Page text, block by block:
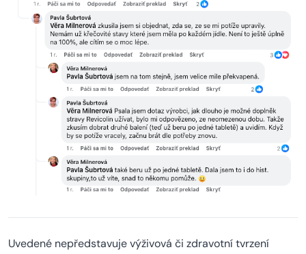
Uvedené nepředstavuje výživová či zdravotní tvrzení